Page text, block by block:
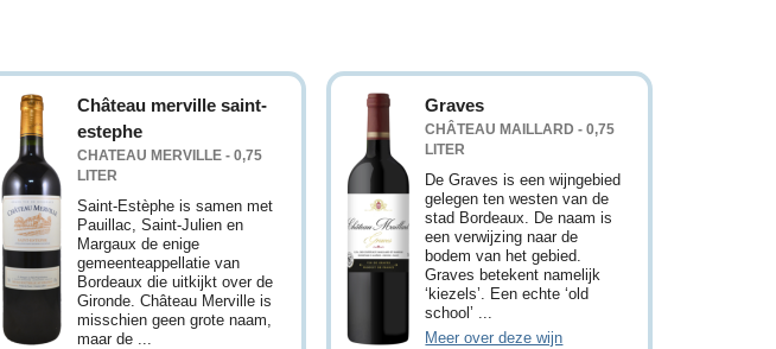
Château merville saint-
estephe
CHATEAU MERVILLE - 0,75
LITER
Saint-Estèphe is samen met
Pauillac, Saint-Julien en
Margaux de enige
gemeenteappellatie van
Bordeaux die uitkijkt over de
Gironde. Château Merville is
misschien geen grote naam,
maar de ...
Graves
CHÂTEAU MAILLARD - 0,75
LITER
De Graves is een wijngebied
gelegen ten westen van de
stad Bordeaux. De naam is
een verwijzing naar de
bodem van het gebied.
Graves betekent namelijk
‘kiezels’. Een echte ‘old
school’ ...
Meer over deze wijn